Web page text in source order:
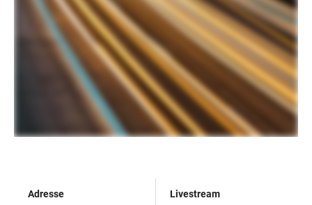
Adresse
Livestream